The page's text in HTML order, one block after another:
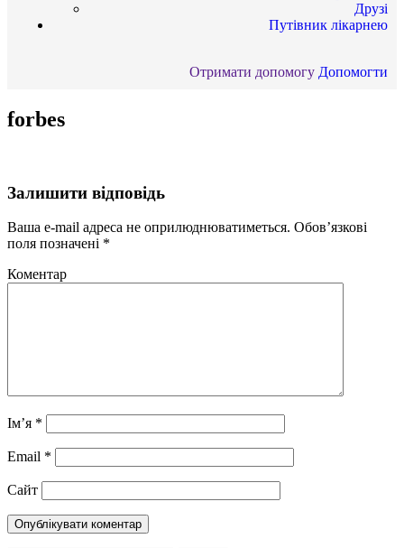
Друзі
Путівник лікарнею
Отримати допомогу Допомогти
forbes
Залишити відповідь
Ваша e-mail адреса не оприлюднюватиметься. Обов’язкові
поля позначені *
Коментар
Ім’я *
Email *
Сайт